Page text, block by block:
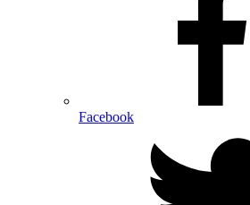
Facebook